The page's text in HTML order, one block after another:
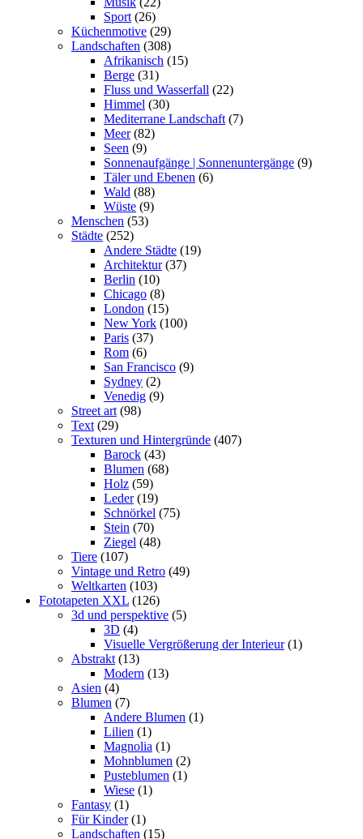
Sport (26)
Küchenmotive (29)
Landschaften (308)
Afrikanisch (15)
Berge (31)
Fluss und Wasserfall (22)
Himmel (30)
Mediterrane Landschaft (7)
Meer (82)
Seen (9)
Sonnenaufgänge | Sonnenuntergänge (9)
Täler und Ebenen (6)
Wald (88)
Wüste (9)
Menschen (53)
Städte (252)
Andere Städte (19)
Architektur (37)
Berlin (10)
Chicago (8)
London (15)
New York (100)
Paris (37)
Rom (6)
San Francisco (9)
Sydney (2)
Venedig (9)
Street art (98)
Text (29)
Texturen und Hintergründe (407)
Barock (43)
Blumen (68)
Holz (59)
Leder (19)
Schnörkel (75)
Stein (70)
Ziegel (48)
Tiere (107)
Vintage und Retro (49)
Weltkarten (103)
Fototapeten XXL (126)
3d und perspektive (5)
3D (4)
Visuelle Vergrößerung der Interieur (1)
Abstrakt (13)
Modern (13)
Asien (4)
Blumen (7)
Andere Blumen (1)
Lilien (1)
Magnolia (1)
Mohnblumen (2)
Pusteblumen (1)
Wiese (1)
Fantasy (1)
Für Kinder (1)
Landschaften (15)